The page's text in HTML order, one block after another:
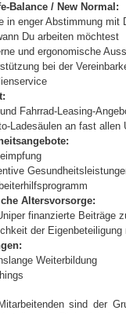
Balance / New Normal:
in enger Abstimmung mit
Du arbeiten möchtest
und ergonomische
bei der
Fahrrad-Leasing-
Ladesäulen an fast allen
Altersvorsorge:
finanzierte Beiträge
der
Weiterbildung
sind der